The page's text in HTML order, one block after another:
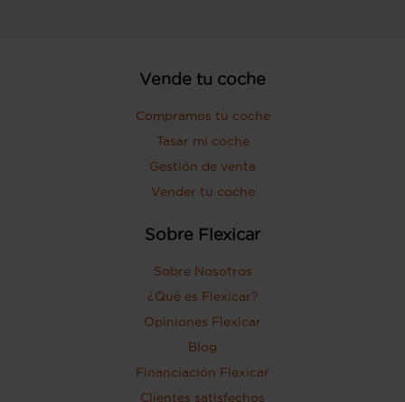
Vende tu coche
Compramos tu coche
Tasar mi coche
Gestión de venta
Vender tu coche
Sobre Flexicar
Sobre Nosotros
¿Qué es Flexicar?
Opiniones Flexicar
Blog
Financiación Flexicar
Clientes satisfechos